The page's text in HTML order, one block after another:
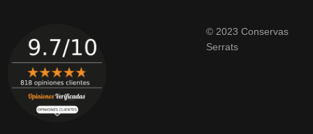
© 2023 Conservas
Serrats